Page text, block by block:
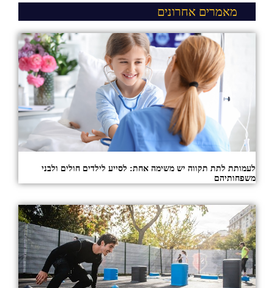
מאמרים אחרונים
לעמותת לתת תקווה יש משימה אחת: לסייע לילדים חולים ולבני
משפחותיהם